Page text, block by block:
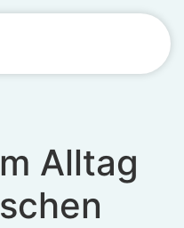
Alltag